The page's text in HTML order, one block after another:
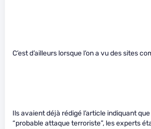
C’est d’ailleurs lorsque l’on a vu des sites
Ils avaient déjà rédigé l’article indiquant que
“probable attaque terroriste”, les experts